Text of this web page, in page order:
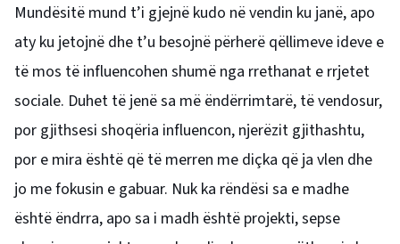
Mundësitë mund t’i gjejnë kudo në vendin ku janë, apo
aty ku jetojnë dhe t’u besojnë përherë qëllimeve ideve e
të mos të influencohen shumë nga rrethanat e rrjetet
sociale. Duhet të jenë sa më ëndërrimtarë, të vendosur,
por gjithsesi shoqëria influencon, njerëzit gjithashtu,
por e mira është që të merren me diçka që ja vlen dhe
jo me fokusin e gabuar. Nuk ka rëndësi sa e madhe
është ëndrra, apo sa i madh është projekti, sepse